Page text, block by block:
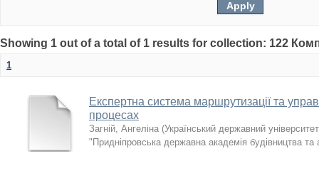
Showing 1 out of a total of 1 results for collection: 122
1
Експертна система маршрутизації та
процесах
Загній, Ангеліна (Український державний
"Придніпровська державна академія будівництва та